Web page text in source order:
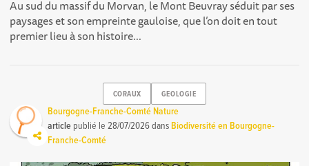
Au sud du massif du Morvan, le Mont Beuvray séduit par ses
paysages et son empreinte gauloise, que l’on doit en tout
premier lieu à son histoire...
CORAUX GEOLOGIE
Bourgogne-Franche-Comté Nature
article publié le28/07/2026dansBiodiversité en Bourgogne-
Franche-Comté